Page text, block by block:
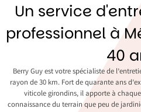
Un service
professionnel à
40
Berry Guy est votre spécialiste de
rayon de 30 km. Fort de quarante ans
viticole girondins, il apporte à
connaissance du terrain que peu de